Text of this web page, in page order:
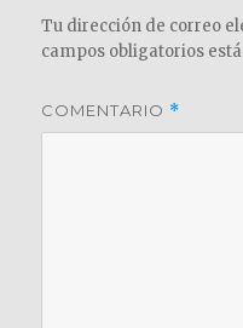
Tu dirección de correo
campos obligatorios
COMENTARIO *